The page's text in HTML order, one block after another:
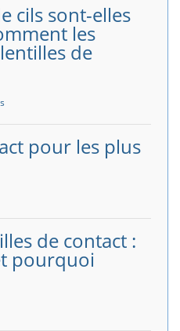
cils sont-elles
les
de
pour les plus
de contact :
pourquoi